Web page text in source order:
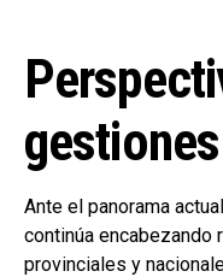
Ante el panorama
continúa encabezando
provinciales y